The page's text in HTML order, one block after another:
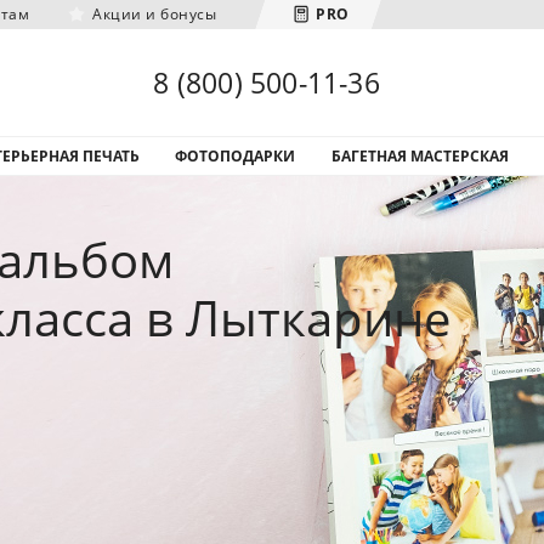
Акции и бонусы PRO
Загрузка городов...
8 (800) 500-11-36
ПЕЧАТЬ ФОТОПОДАРКИ БАГЕТНАЯ МАСТЕРСКАЯ
в Лыткарине